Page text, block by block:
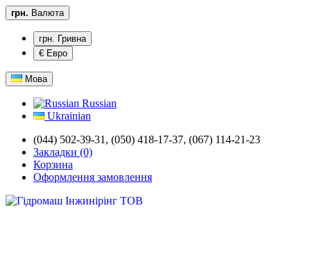
грн. Валюта
грн. Гривна
€ Евро
Мова
Russian
Ukrainian
(044) 502-39-31, (050) 418-17-37, (067) 114-21-23
Закладки (0)
Корзина
Оформлення замовлення